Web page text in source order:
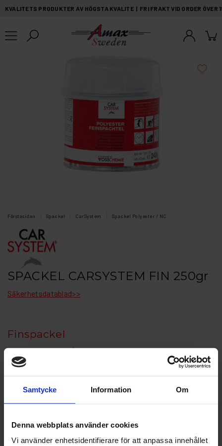
Samtycke Information Om
Denna webbplats använder cookies
Vi använder enhetsidentifierare för att anpassa innehållet
KVALITETS PRODUKTER AV HÖGSTA KVALITE | FRI FRAKT VID ORDER
Förstasidan Spackel CarSystem Spackel Polyester / NC
SPACKEL CARSYSTEM FIN 250gr
Säkerhetsdatablad>>
Finspackel
Användningsområde:
För att fylla ev porer och ojämna områden som finns kvar i
spacklet. Ger en fin yta utan porer.
Kännetecken:
CS fin spackel är ett specialutvecklat 2K polyesterspackel
porfria ytor, Optimalt för lackeraren.